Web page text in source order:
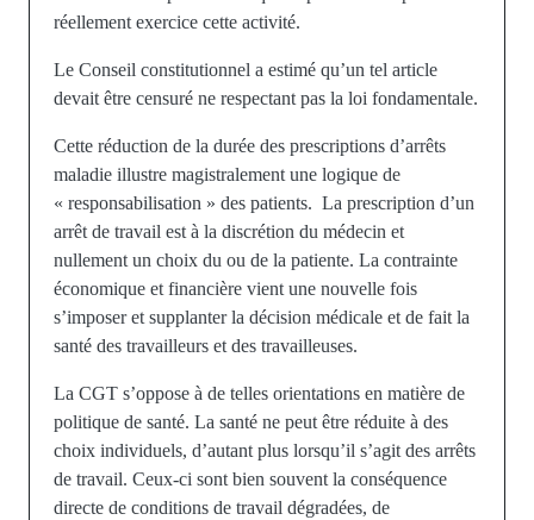
réellement exercice cette activité.
Le Conseil constitutionnel a estimé qu’un tel article
devait être censuré ne respectant pas la loi fondamentale.
Cette réduction de la durée des prescriptions d’arrêts
maladie illustre magistralement une logique de
« responsabilisation » des patients. La prescription d’un
arrêt de travail est à la discrétion du médecin et
nullement un choix du ou de la patiente. La contrainte
économique et financière vient une nouvelle fois
s’imposer et supplanter la décision médicale et de fait la
santé des travailleurs et des travailleuses.
La CGT s’oppose à de telles orientations en matière de
politique de santé. La santé ne peut être réduite à des
choix individuels, d’autant plus lorsqu’il s’agit des arrêts
de travail. Ceux-ci sont bien souvent la conséquence
directe de conditions de travail dégradées, de